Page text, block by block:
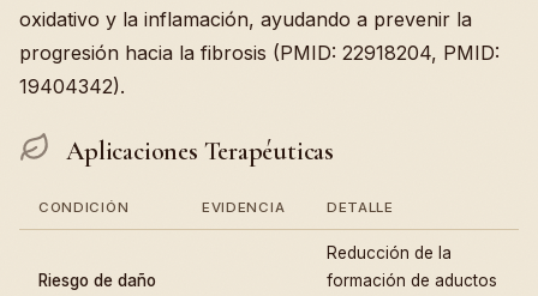
oxidativo y la inflamación, ayudando a prevenir la
progresión hacia la fibrosis (PMID: 22918204, PMID:
19404342).
Aplicaciones Terapéuticas
CONDICIÓN EVIDENCIA DETALLE
Riesgo de daño
Reducción de la
formación de aductos